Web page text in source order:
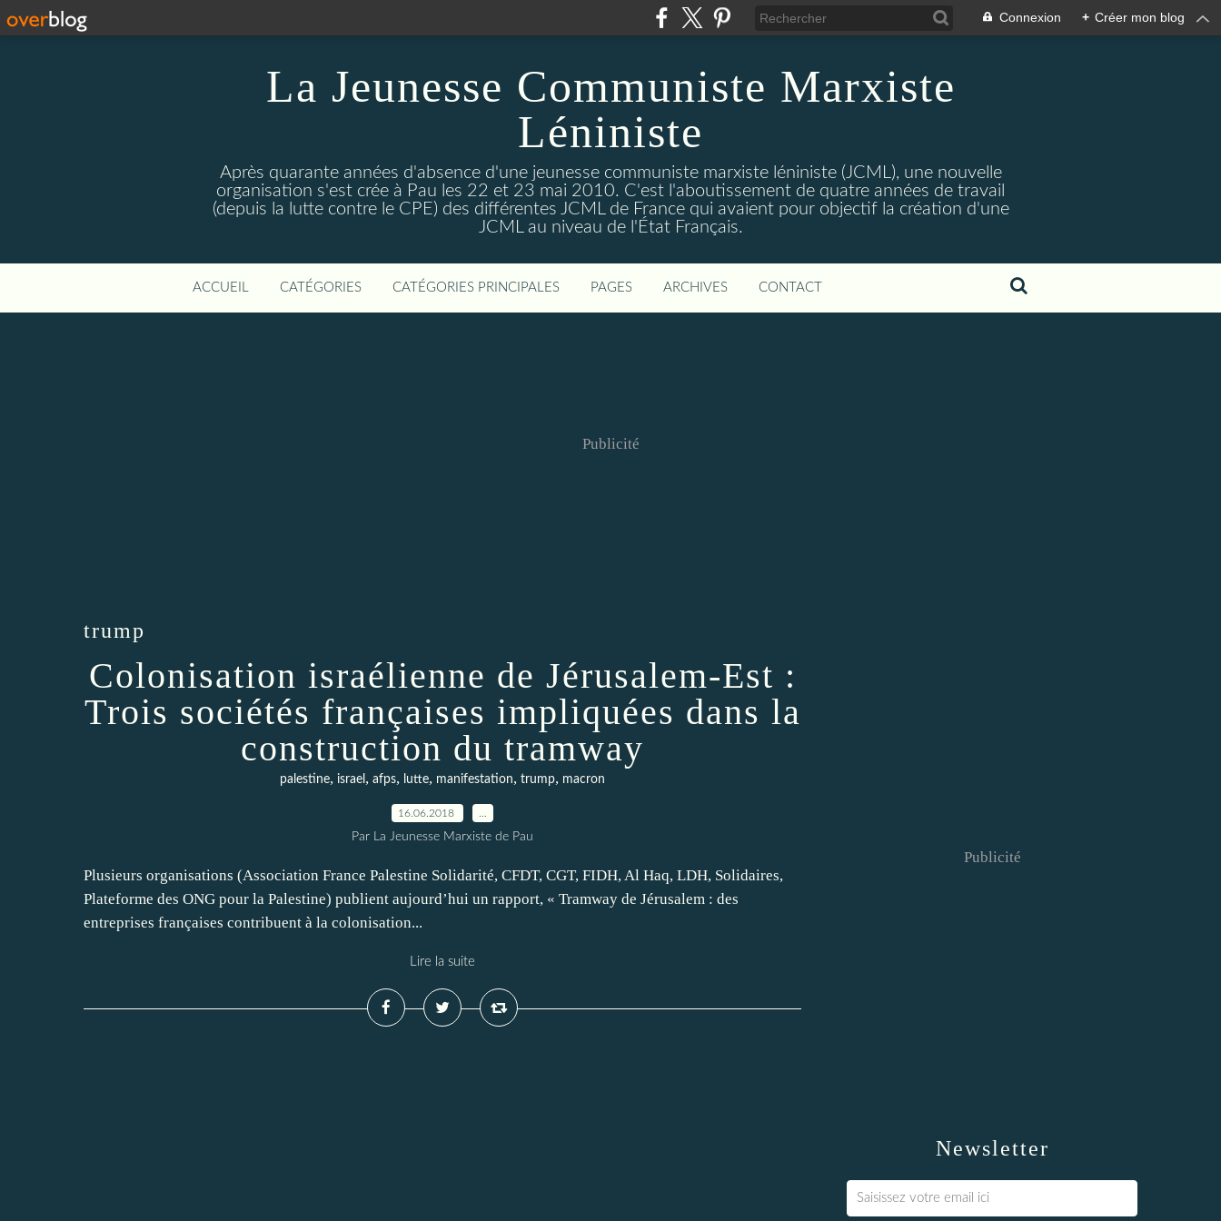
Connexion + Créer mon blog
La Jeunesse Communiste Marxiste
Léniniste
Après quarante années d'absence d'une jeunesse communiste marxiste léniniste (JCML), une nouvelle
organisation s'est crée à Pau les 22 et 23 mai 2010. C'est l'aboutissement de quatre années de travail
(depuis la lutte contre le CPE) des différentes JCML de France qui avaient pour objectif la création d'une
JCML au niveau de l'État Français.
ACCUEIL CATÉGORIES CATÉGORIES PRINCIPALES PAGES ARCHIVES CONTACT
Publicité
trump
Colonisation israélienne de Jérusalem-Est :
Trois sociétés françaises impliquées dans la
construction du tramway
palestine, israel , afps, lutte, manifestation, trump, macron
16.06.2018
Par La Jeunesse Marxiste de Pau
Plusieurs organisations (Association France Palestine Solidarité, CFDT, CGT, FIDH, Al Haq, LDH, Solidaires,
Plateforme des ONG pour la Palestine) publient aujourd’hui un rapport, « Tramway de Jérusalem : des
entreprises françaises contribuent à la colonisation...
Lire la suite
Newsletter
Publicité